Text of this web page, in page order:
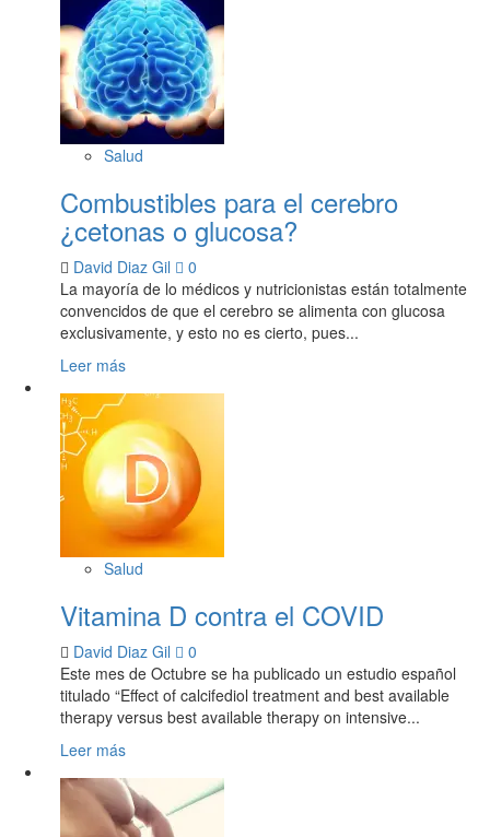
Salud
Combustibles para el cerebro
¿cetonas o glucosa?
David Diaz Gil
0
La mayoría de lo médicos y nutricionistas están totalmente
convencidos de que el cerebro se alimenta con glucosa
exclusivamente, y esto no es cierto, pues...
Leer más
Salud
Vitamina D contra el COVID
David Diaz Gil
0
Este mes de Octubre se ha publicado un estudio español
titulado “Effect of calcifediol treatment and best available
therapy versus best available therapy on intensive...
Leer más